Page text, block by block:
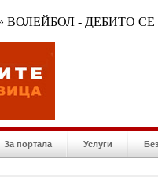
ВОЛЕЙБОЛ - ДЕБИТО
За портала Услуги